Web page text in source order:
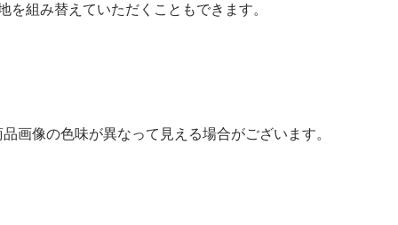
組み替えていただくこともできます。
画像の色味が異なって見える場合がございます。